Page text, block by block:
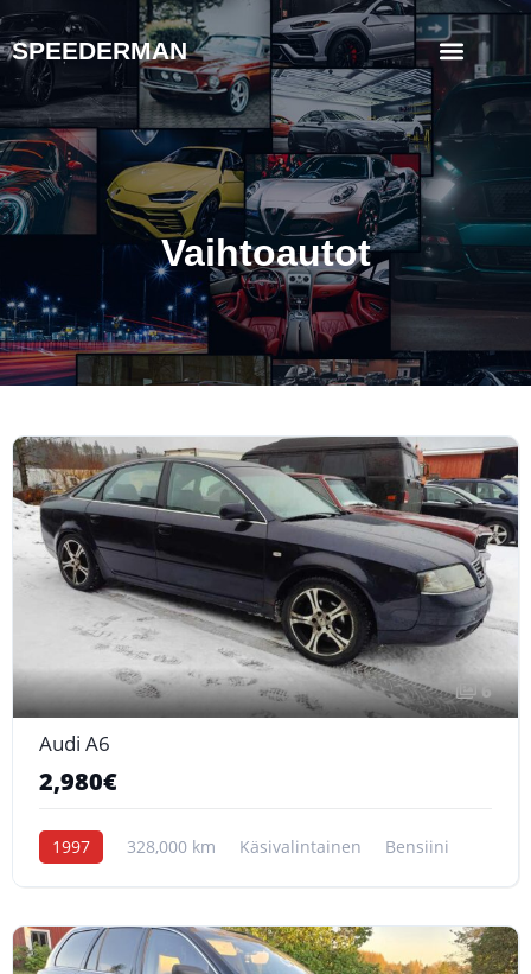
SPEEDERMAN
Vaihtoautot
6
Audi A6
2,980€
1997 328,000 km Käsivalintainen Bensiini